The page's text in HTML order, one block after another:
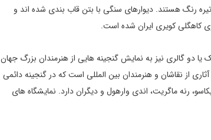
رنگ هستند. دیوارهای سنگی با بتن قاب‌ بندی شده‌ اند و
کاهگلی کویری ایران شده است.
دو گالری نیز به نمایش گنجینه‌ هایی از هنرمندان بزرگ جهان
از نقاشان و هنرمندان بین‌ المللی است که در گنجینه دائمی
رنه ماگریت، اندی وارهول و دیگران دارد. نمایشگاه‌ های